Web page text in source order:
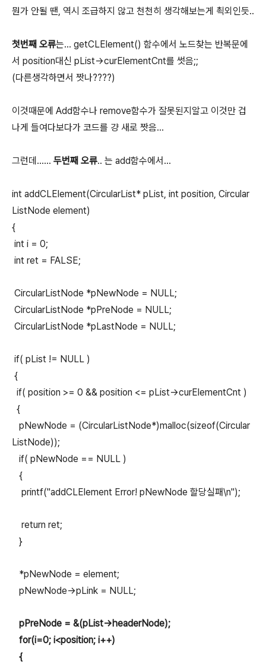
뭔가 안될 땐, 역시 조급하지 않고 천천히 생각해보는게 쵝외인듯..
첫번째 오류는... getCLElement() 함수에서 노드찾는 반복문에
서 position대신 pList->curElementCnt를 썻음;;
(다른생각하면서 짯나????)
이것때문에 Add함수나 remove함수가 잘못된지알고 이것만 겁
나게 들여다보다가 코드를 걍 새로 짯음...
그런데...... 두번째 오류.. 는 add함수에서...
int addCLElement(CircularList* pList, int position, Circular
ListNode element)
{
int i = 0;
int ret = FALSE;
CircularListNode *pNewNode = NULL;
CircularListNode *pPreNode = NULL;
CircularListNode *pLastNode = NULL;
if( pList != NULL )
{
if( position >= 0 && position <= pList->curElementCnt )
{
pNewNode = (CircularListNode*)malloc(sizeof(Circular
ListNode));
if( pNewNode == NULL )
{
printf("addCLElement Error! pNewNode 할당실패\n");
return ret;
}
*pNewNode = element;
pNewNode->pLink = NULL;
pPreNode = &(pList->headerNode);
for(i=0; i<position; i++)
{